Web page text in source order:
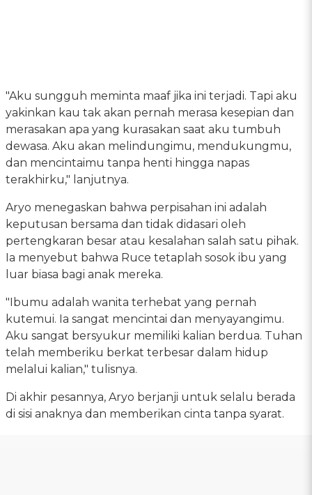
"Aku sungguh meminta maaf jika ini terjadi. Tapi aku
yakinkan kau tak akan pernah merasa kesepian dan
merasakan apa yang kurasakan saat aku tumbuh
dewasa. Aku akan melindungimu, mendukungmu,
dan mencintaimu tanpa henti hingga napas
terakhirku," lanjutnya.
Aryo menegaskan bahwa perpisahan ini adalah
keputusan bersama dan tidak didasari oleh
pertengkaran besar atau kesalahan salah satu pihak.
Ia menyebut bahwa Ruce tetaplah sosok ibu yang
luar biasa bagi anak mereka.
"Ibumu adalah wanita terhebat yang pernah
kutemui. Ia sangat mencintai dan menyayangimu.
Aku sangat bersyukur memiliki kalian berdua. Tuhan
telah memberiku berkat terbesar dalam hidup
melalui kalian," tulisnya.
Di akhir pesannya, Aryo berjanji untuk selalu berada
di sisi anaknya dan memberikan cinta tanpa syarat.